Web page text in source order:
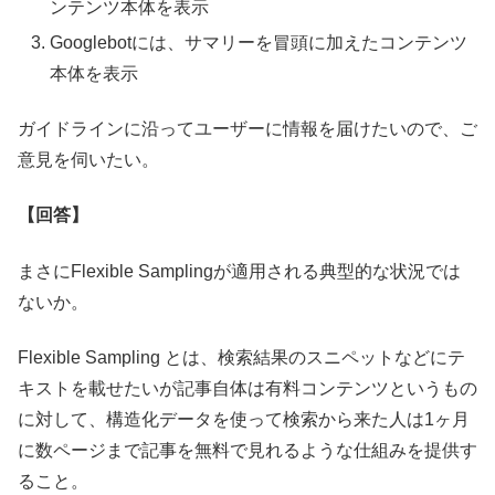
ンテンツ本体を表示
Googlebotには、サマリーを冒頭に加えたコンテンツ
本体を表示
ガイドラインに沿ってユーザーに情報を届けたいので、ご
意見を伺いたい。
【回答】
まさにFlexible Samplingが適用される典型的な状況では
ないか。
Flexible Sampling とは、検索結果のスニペットなどにテ
キストを載せたいが記事自体は有料コンテンツというもの
に対して、構造化データを使って検索から来た人は1ヶ月
に数ページまで記事を無料で見れるような仕組みを提供す
ること。